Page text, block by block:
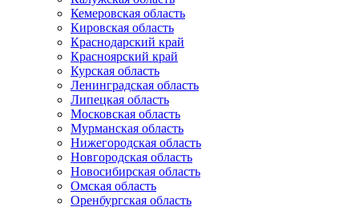
Кемеровская область
Кировская область
Краснодарский край
Красноярский край
Курская область
Ленинградская область
Липецкая область
Московская область
Мурманская область
Нижегородская область
Новгородская область
Новосибирская область
Омская область
Оренбургская область